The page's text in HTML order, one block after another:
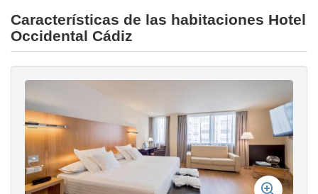
Características de las habitaciones Hotel
Occidental Cádiz